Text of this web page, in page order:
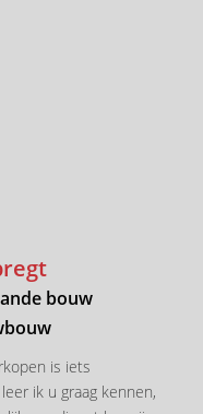
bouw
is iets
ik u graag kennen,